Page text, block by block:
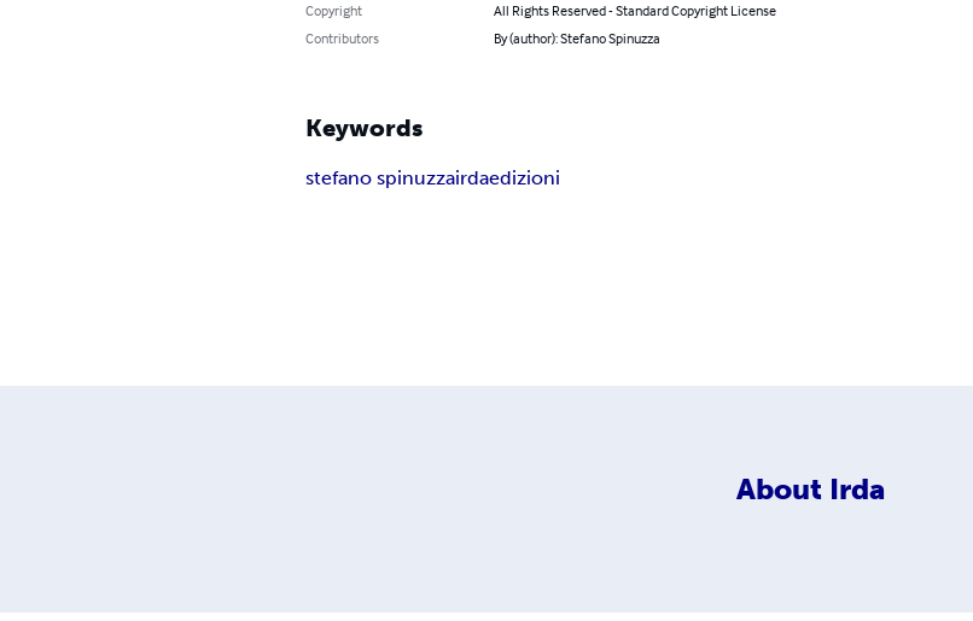
Copyright
All Rights Reserved - Standard Copyright License
Contributors
By (author): Stefano Spinuzza
Keywords
stefano spinuzzairdaedizioni
About Irda